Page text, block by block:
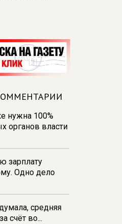
для
ущерба за
повлекла
дела в
более 1 млн
32-м
нужна 100%
органов власти
зарплату
Одно дело
средняя
счёт во...